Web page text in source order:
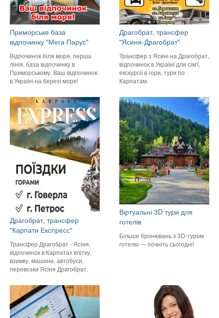
Приморське база
відпочинку "Мега Парус"
Відпочинок біля моря, перша
лінія, база відпочинку в
Приморському. Ваш відпочинок
в Україні на березі моря!
Драгобрат, трансфер
"Ясиня-Драгобрат"
Трансфер з Ясині на Драгобрат,
відпочинок в Україні для сім'ї,
екскурсії в гори, тури по
Карпатам.
Драгобрат, трансфер
"Карпати Експресс"
Трансфер Драгобрат - Ясіня,
відпочинок в Карпатах влітку,
взимку, машини, автобуси,
перевозки Ясіня Драгобрат.
Віртуальні 3D тури для
готелів
Більше бронювань з 3D-туром
готелю — почніть сьогодні!